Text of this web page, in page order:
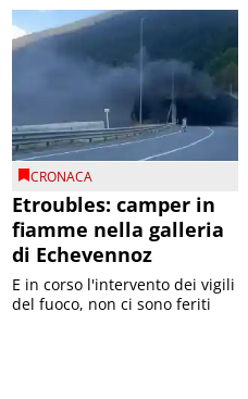
CRONACA
Etroubles: camper in
fiamme nella galleria
di Echevennoz
E in corso l'intervento dei vigili
del fuoco, non ci sono feriti